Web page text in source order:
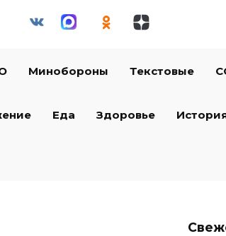
Минобороны Текстовые
Еда Здоровье